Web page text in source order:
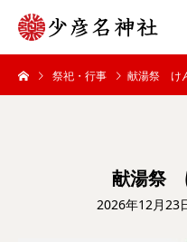
祭祀・行事 献湯祭 け
献湯祭
2026年12月23